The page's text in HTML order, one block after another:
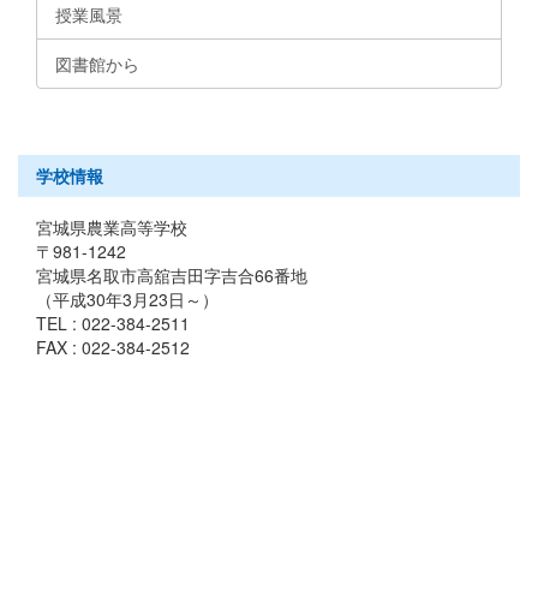
授業風景
図書館から
学校情報
宮城県農業高等学校
〒981-1242
宮城県名取市高舘吉田字吉合66番地
（平成30年3月23日～）
TEL : 022-384-2511
FAX : 022-384-2512